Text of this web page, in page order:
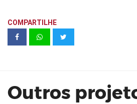
COMPARTILHE
Outros
W | be PERDIZES 27